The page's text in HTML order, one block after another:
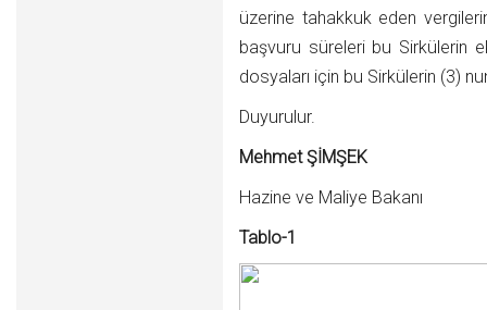
üzerine tahakkuk eden
başvuru süreleri bu Sirkülerin
dosyaları için bu Sirkülerin (3)
Duyurulur.
Mehmet ŞİMŞEK
Hazine ve Maliye Bakanı
Tablo-1